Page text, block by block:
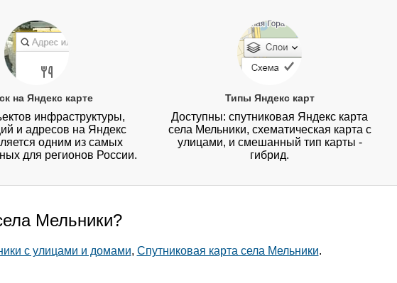
на Яндекс карте
инфраструктуры,
и адресов на Яндекс
одним из самых
для регионов России.
Типы Яндекс карт
Доступны: спутниковая Яндекс карта
села Мельники, схематическая карта с
улицами, и смешанный тип карты -
гибрид.
Мельники?
с улицами и домами, Спутниковая карта села Мельники.